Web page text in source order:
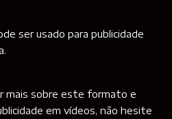
ser usado para publicidade
mais sobre este formato e
em vídeos, não hesite